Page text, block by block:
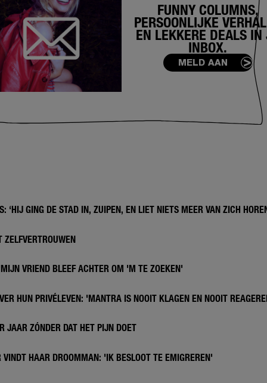
FUNNY COLUMNS,
PERSOONLIJKE
EN LEKKERE DEALS IN
INBOX.
MELD AAN
‘HIJ GING DE STAD IN, ZUIPEN, EN LIET NIETS MEER VAN ZICH
VRIEND BLEEF ACHTER OM 'M TE ZOEKEN'
HUN PRIVÉLEVEN: 'MANTRA IS NOOIT KLAGEN EN NOOIT
JAAR ZÓNDER DAT HET PIJN DOET
HAAR DROOMMAN: 'IK BESLOOT TE EMIGREREN'